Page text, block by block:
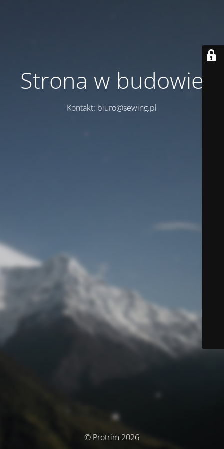
Strona w budowie
Kontakt: biuro@sewing.pl
© Protrim 2026